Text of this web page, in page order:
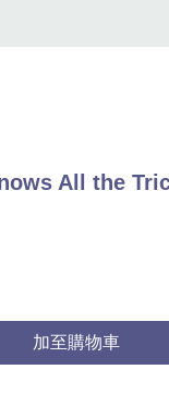
All the
加至購物車